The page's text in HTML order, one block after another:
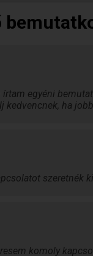
írtam egyéni
kedvencnek, ha
szeretnék
komoly